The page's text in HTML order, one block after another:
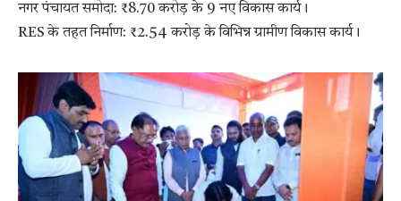
​नगर पंचायत समोदा: ₹8.70 करोड़ के 9 नए विकास कार्य।
​RES के तहत निर्माण: ₹2.54 करोड़ के विभिन्न ग्रामीण विकास कार्य।